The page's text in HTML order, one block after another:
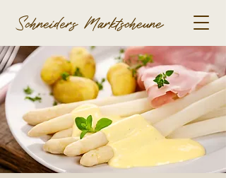
Schneiders Marktscheune